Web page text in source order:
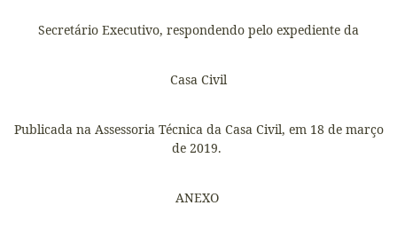
Secretário Executivo, respondendo pelo expediente da
Casa Civil
Publicada na Assessoria Técnica da Casa Civil, em 18 de março
de 2019.
ANEXO